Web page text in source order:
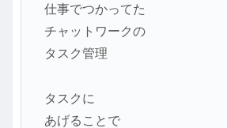
仕事でつかってた
チャットワークの
タスク管理
タスクに
あげることで